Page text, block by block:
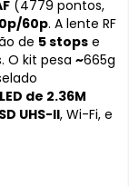
(4779 pontos,
60p. A lente RF
de 5 stops e
O kit pesa ~665g
de 2.36M
SD UHS-II, Wi-Fi, e